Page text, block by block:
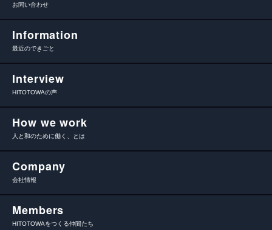
お問い合わせ
Information
最近のできごと
Interview
HITOTOWAの声
How we work
人と和のために働く、とは
Company
会社情報
Members
HITOTOWAをつくる仲間たち